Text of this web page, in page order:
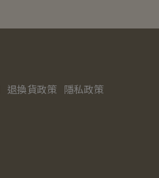
退換貨政策 隱私政策